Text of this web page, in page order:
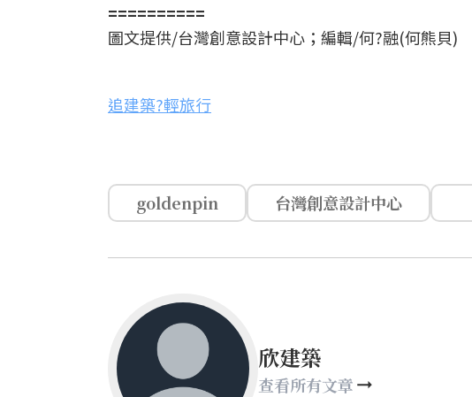
==========
圖文提供/台灣創意設計中心；編輯/何?融(何熊貝)
追建築?輕旅行
goldenpin 台灣創意設計中心
欣建築
查看所有文章